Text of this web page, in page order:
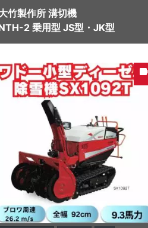
竹製作所溝切機
2 乗用型 JS型・JK型